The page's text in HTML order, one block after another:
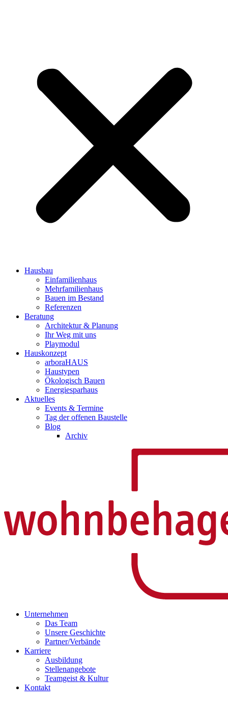
Hausbau
Einfamilienhaus
Mehrfamilienhaus
Bauen im Bestand
Referenzen
Beratung
Architektur & Planung
Ihr Weg mit uns
Playmodul
Hauskonzept
arboraHAUS
Haustypen
Ökologisch Bauen
Energiesparhaus
Aktuelles
Events & Termine
Tag der offenen Baustelle
Blog
Archiv
Unternehmen
Das Team
Unsere Geschichte
Partner/Verbände
Karriere
Ausbildung
Stellenangebote
Teamgeist & Kultur
Kontakt